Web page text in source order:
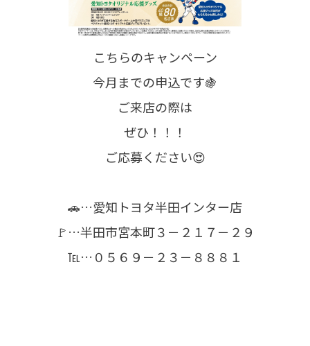
こちらのキャンペーン
今月までの申込です🍇
ご来店の際は
ぜひ！！！
ご応募ください😍
🚗…愛知トヨタ半田インター店
🚩…半田市宮本町３－２１７－２９
℡…０５６９－２３－８８８１